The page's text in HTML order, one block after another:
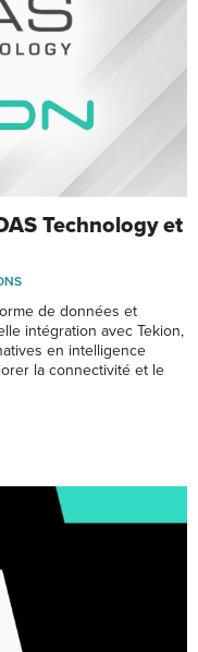
Technology et
de données et
intégration avec Tekion,
en intelligence
la connectivité et le